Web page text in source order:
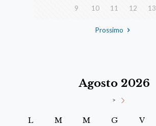
9 10 11 12 13
Prossimo
Agosto 2026
>
L M M G V